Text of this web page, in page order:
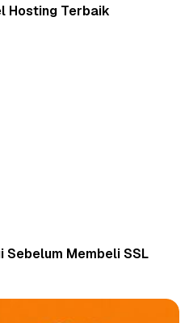
Hosting Terbaik
Sebelum Membeli SSL